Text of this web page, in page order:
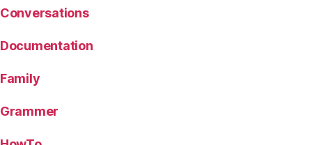
Conversations
Documentation
Family
Grammer